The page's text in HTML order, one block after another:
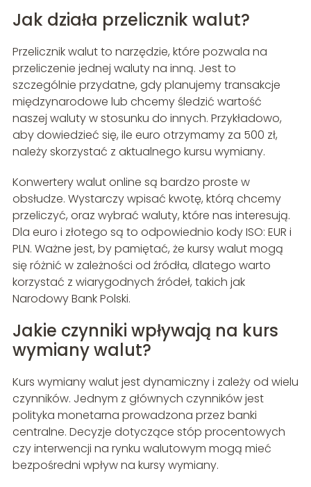
Jak działa przelicznik walut?
Przelicznik walut to narzędzie, które pozwala na
przeliczenie jednej waluty na inną. Jest to
szczególnie przydatne, gdy planujemy transakcje
międzynarodowe lub chcemy śledzić wartość
naszej waluty w stosunku do innych. Przykładowo,
aby dowiedzieć się, ile euro otrzymamy za 500 zł,
należy skorzystać z aktualnego kursu wymiany.
Konwertery walut online są bardzo proste w
obsłudze. Wystarczy wpisać kwotę, którą chcemy
przeliczyć, oraz wybrać waluty, które nas interesują.
Dla euro i złotego są to odpowiednio kody ISO: EUR i
PLN. Ważne jest, by pamiętać, że kursy walut mogą
się różnić w zależności od źródła, dlatego warto
korzystać z wiarygodnych źródeł, takich jak
Narodowy Bank Polski.
Jakie czynniki wpływają na kurs
wymiany walut?
Kurs wymiany walut jest dynamiczny i zależy od wielu
czynników. Jednym z głównych czynników jest
polityka monetarna prowadzona przez banki
centralne. Decyzje dotyczące stóp procentowych
czy interwencji na rynku walutowym mogą mieć
bezpośredni wpływ na kursy wymiany.